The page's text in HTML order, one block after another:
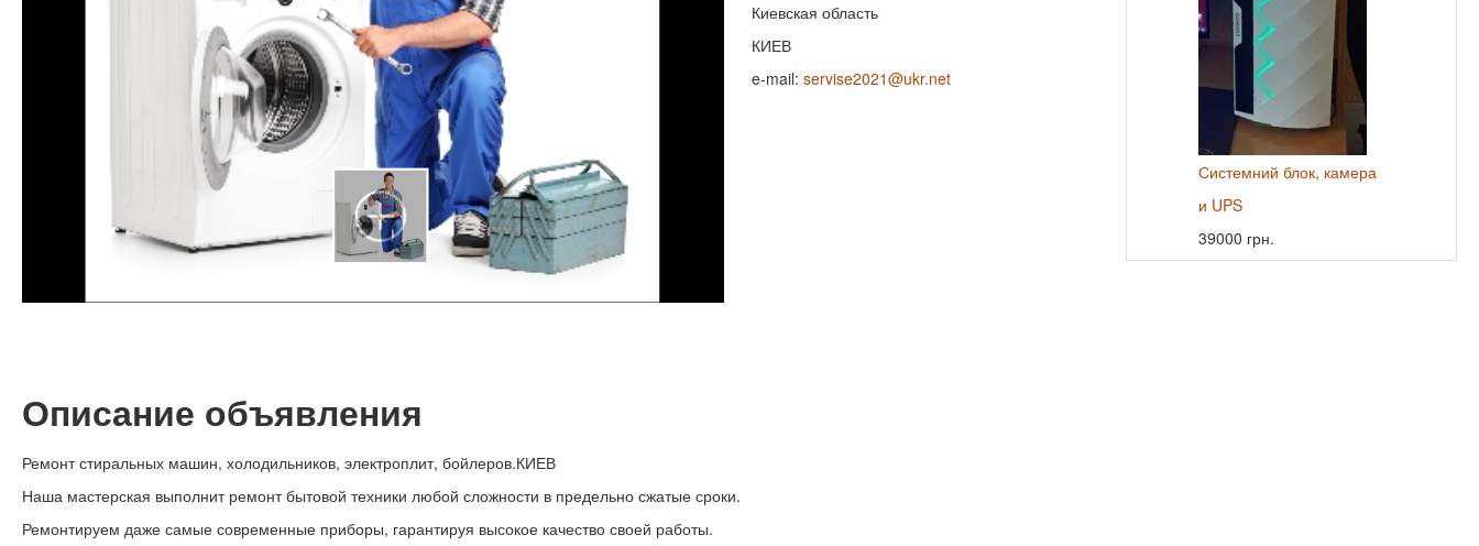
Киевская область
КИЕВ
e-mail: servise2021@ukr.net
Описание объявления
Ремонт стиральных машин, холодильников, электроплит, бойлеров.КИЕВ
Наша мастерская выполнит ремонт бытовой техники любой сложности в предельно сжатые сроки.
Ремонтируем даже самые современные приборы, гарантируя высокое качество своей работы.
Системний блок, камера
и UPS
39000 грн.